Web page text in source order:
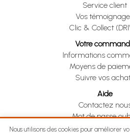
Service client
Vos
Clic & Collect
Votre
Informations
Moyens de
Suivre vos
Aide
Contactez
Mot de passe
Je me rétracte
Nous utilisons des cookies pour améliorer